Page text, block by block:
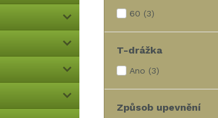
60 (3)
T-drážka
Ano (3)
Způsob upevnění